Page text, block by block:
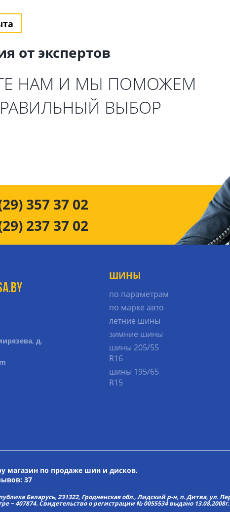
от экспертов
НАМ И МЫ ПОМОЖЕМ
ВЫБОР
357 37 02
237 37 02
д.
ШИНЫ
по параметрам
по марке авто
летние шины
зимние шины
шины 205/55
R16
шины 195/65
R15
магазин по продаже шин и дисков.
37
Беларусь, 231322, Гродненская обл., Лидский р-н, п. Дитва, ул.
− 407874. Свидетельство о регистрации № 0055534 выдано 13.08.2008г.